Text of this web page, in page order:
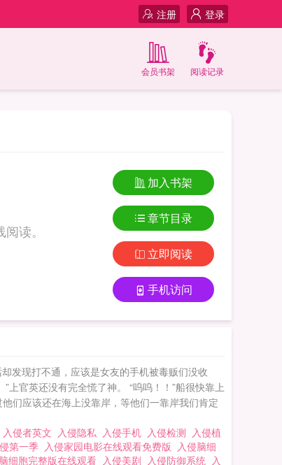
登录
注册
阅读记录
会员书架
读。
加入书架
章节目录
立即阅读
手机访问
发现打不通，应该是女友的手机被毒贩们没收
官英还没有完全慌了神。 “呜呜！！”船很快靠上
们应该还在海上没靠岸，等他们一靠岸我们肯定
入侵者英文 入侵隐私 入侵手机 入侵检测 入侵植
第一季 入侵家园电影在线观看免费版 入侵脑细
细胞完整版在线观看 入侵美剧 入侵防御系统 入